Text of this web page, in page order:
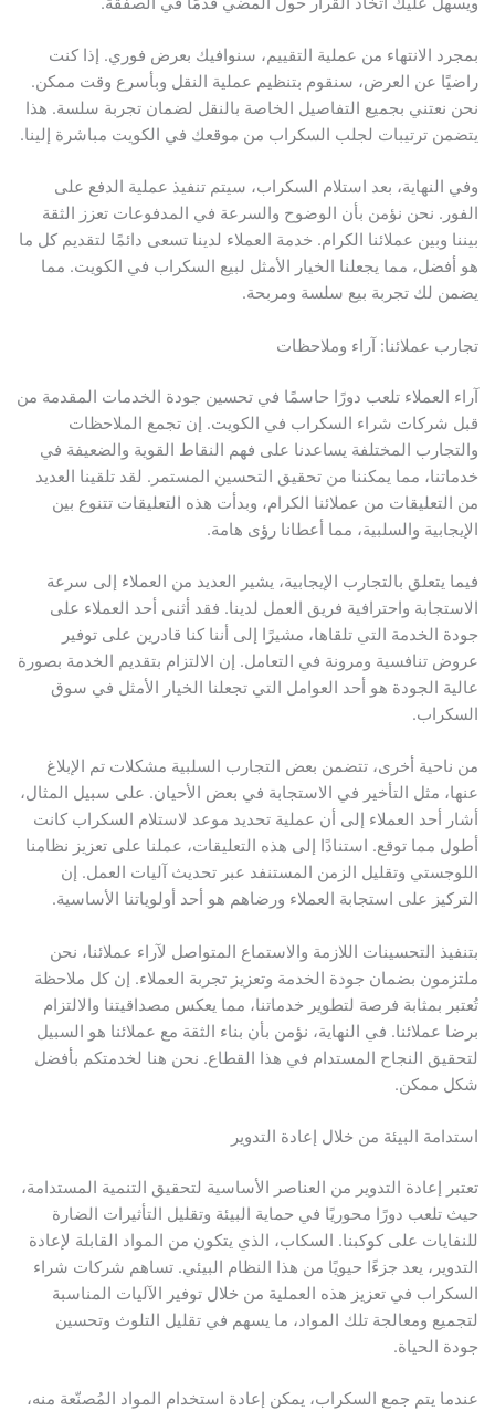
بمجرد الانتهاء من عملية التقييم، سنوافيك بعرض فوري. إذا كنت
راضيًا عن العرض، سنقوم بتنظيم عملية النقل وبأسرع وقت ممكن.
نحن نعتني بجميع التفاصيل الخاصة بالنقل لضمان تجربة سلسة. هذا
يتضمن ترتيبات لجلب السكراب من موقعك في الكويت مباشرة إلينا.
وفي النهاية، بعد استلام السكراب، سيتم تنفيذ عملية الدفع على
الفور. نحن نؤمن بأن الوضوح والسرعة في المدفوعات تعزز الثقة
بيننا وبين عملائنا الكرام. خدمة العملاء لدينا تسعى دائمًا لتقديم كل ما
هو أفضل، مما يجعلنا الخيار الأمثل لبيع السكراب في الكويت. مما
يضمن لك تجربة بيع سلسة ومربحة.
تجارب عملائنا: آراء وملاحظات
آراء العملاء تلعب دورًا حاسمًا في تحسين جودة الخدمات المقدمة من
قبل شركات شراء السكراب في الكويت. إن تجمع الملاحظات
والتجارب المختلفة يساعدنا على فهم النقاط القوية والضعيفة في
خدماتنا، مما يمكننا من تحقيق التحسين المستمر. لقد تلقينا العديد
من التعليقات من عملائنا الكرام، وبدأت هذه التعليقات تتنوع بين
الإيجابية والسلبية، مما أعطانا رؤى هامة.
فيما يتعلق بالتجارب الإيجابية، يشير العديد من العملاء إلى سرعة
الاستجابة واحترافية فريق العمل لدينا. فقد أثنى أحد العملاء على
جودة الخدمة التي تلقاها، مشيرًا إلى أننا كنا قادرين على توفير
عروض تنافسية ومرونة في التعامل. إن الالتزام بتقديم الخدمة بصورة
عالية الجودة هو أحد العوامل التي تجعلنا الخيار الأمثل في سوق
السكراب.
من ناحية أخرى، تتضمن بعض التجارب السلبية مشكلات تم الإبلاغ
عنها، مثل التأخير في الاستجابة في بعض الأحيان. على سبيل المثال،
أشار أحد العملاء إلى أن عملية تحديد موعد لاستلام السكراب كانت
أطول مما توقع. استنادًا إلى هذه التعليقات، عملنا على تعزيز نظامنا
اللوجستي وتقليل الزمن المستنفد عبر تحديث آليات العمل. إن
التركيز على استجابة العملاء ورضاهم هو أحد أولوياتنا الأساسية.
بتنفيذ التحسينات اللازمة والاستماع المتواصل لآراء عملائنا، نحن
ملتزمون بضمان جودة الخدمة وتعزيز تجربة العملاء. إن كل ملاحظة
تُعتبر بمثابة فرصة لتطوير خدماتنا، مما يعكس مصداقيتنا والالتزام
برضا عملائنا. في النهاية، نؤمن بأن بناء الثقة مع عملائنا هو السبيل
لتحقيق النجاح المستدام في هذا القطاع. نحن هنا لخدمتكم بأفضل
شكل ممكن.
استدامة البيئة من خلال إعادة التدوير
تعتبر إعادة التدوير من العناصر الأساسية لتحقيق التنمية المستدامة،
حيث تلعب دورًا محوريًا في حماية البيئة وتقليل التأثيرات الضارة
للنفايات على كوكبنا. السكاب، الذي يتكون من المواد القابلة لإعادة
التدوير، يعد جزءًا حيويًا من هذا النظام البيئي. تساهم شركات شراء
السكراب في تعزيز هذه العملية من خلال توفير الآليات المناسبة
لتجميع ومعالجة تلك المواد، ما يسهم في تقليل التلوث وتحسين
جودة الحياة.
عندما يتم جمع السكراب، يمكن إعادة استخدام المواد المُصنّعة منه،